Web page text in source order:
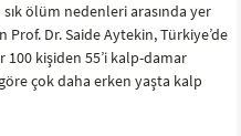
ölüm nedenleri arasında yer
Dr. Saide Aytekin, Türkiye’de
kişiden 55’i kalp-damar
çok daha erken yaşta kalp